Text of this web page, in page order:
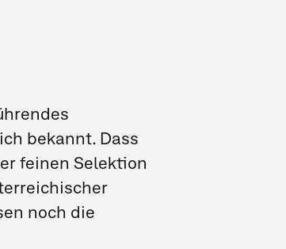
bekannt. Dass
feinen Selektion
noch die